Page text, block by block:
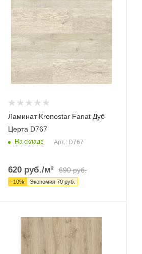
Ламинат Kronostar Fanat Дуб
Церта D767
На складе Арт.: D767
620 руб./м² 690руб.
-10% Экономия70 руб.